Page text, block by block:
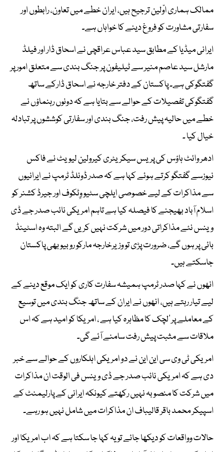
ممالک ہماری اوّلین ترجیح ہیں، ایران خطے میں تعاون، رابطوں اور
سفارتی مشاورت کو فروغ دینے کا خواہاں ہے۔
ایرانی میڈیا کے مطابق سید عباس عراقچی نے اسحاق ڈار اور فیلڈ
مارشل سید عاصم منیر سے ٹیلیفون پر جنگ بندی سے متعلق امور پر
گفتگوکی ہے۔ پاکستان کے دفتر خارجہ نے اسحاق ڈارکے ساتھ
گفتگوکی تفصیلات کے حوالے سے بتایا ہے کہ دونوں رہنماؤں نے
خطے میں حالیہ پیش رفت، جنگ بندی اور سفارتی کوششوں پر تبادلہ
خیال کیا ۔
ادھر وائٹ ہاؤس کی پریس سیکریٹری کیرولین لیویٹ نے فاکس
نیوزسے گفتگو کرتے ہوئے کہا ہے کہ صدر ڈونلڈ ٹرمپ نے ایرانیوں
سے مذاکرات کے لیے خصوصی ایلچی سٹیو وِٹکوف اور جیرڈ کشنر کو
اسلام آباد بھیجنے کا فیصلہ کیا ہے تاہم امریکی نائب صدر جے ڈی
وینس نئے مذاکراتی دور میں شرکت نہیں کریں گے البتہ وہ اسٹینڈ
بائی پر ہوں گے، ضرورت پڑی تو وزیرخارجہ مارکو روبیو بھی پاکستان
جاسکتے ہیں۔
انھوں نے کہا صدر ٹرمپ ہمیشہ سفارت کاری کو ایک موقع دینے کے
لیے تیار رہتے ہیں، انھوں نے ایران کے ساتھ جنگ بندی میں توسیع
کے معاملے پر ’لچک کا مظاہرہ کیا ہے ، امریکا کو امید ہے کہ اس
ملاقات سے مثبت پیش رفت سامنے آئے گی۔
امریکی ٹی وی سی این این نے دو امریکی اہلکاروں کے حوالے سے خبر
دی ہے کہ امریکی نائب صدر جے ڈی وینس فی الوقت ان مذاکرات
میں شرکت کا منصوبہ نہیں رکھتے کیونکہ ایرانی کے پارلیمنٹ کے
اسپیکر محمد باقر قالیباف ان مذاکرات میں شامل نہیں ہو رہے۔
حالات وواقعات کو دیکھا جائے تو یہ کہا جا سکتا ہے کہ اب امریکا اور